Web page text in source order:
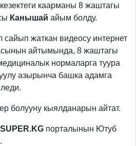
каарманы 8 жаштагы
Канышай айым болду.
сайып жаткан видеосу интернет
айтымында, 8 жаштагы
нормаларга туура
азырынча башка адамга
болууну кыялданарын айтат.
SUPER.KG порталынын Ютуб